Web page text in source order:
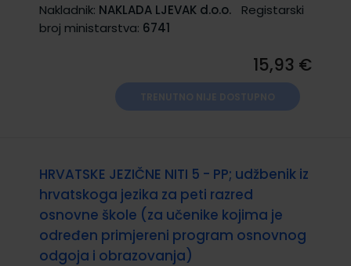
Nakladnik: NAKLADA LJEVAK d.o.o.
Registarski
broj ministarstva: 6741
15,93 €
HRVATSKE JEZIČNE NITI 5 - PP; udžbenik iz
hrvatskoga jezika za peti razred
osnovne škole (za učenike kojima je
određen primjereni program osnovnog
odgoja i obrazovanja)